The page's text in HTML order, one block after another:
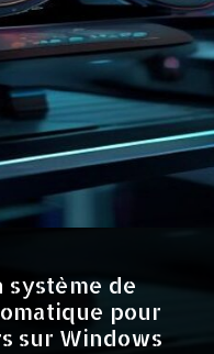
système de
pour
sur Windows